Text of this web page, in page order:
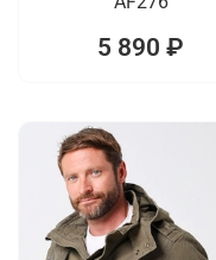
5 890 ₽